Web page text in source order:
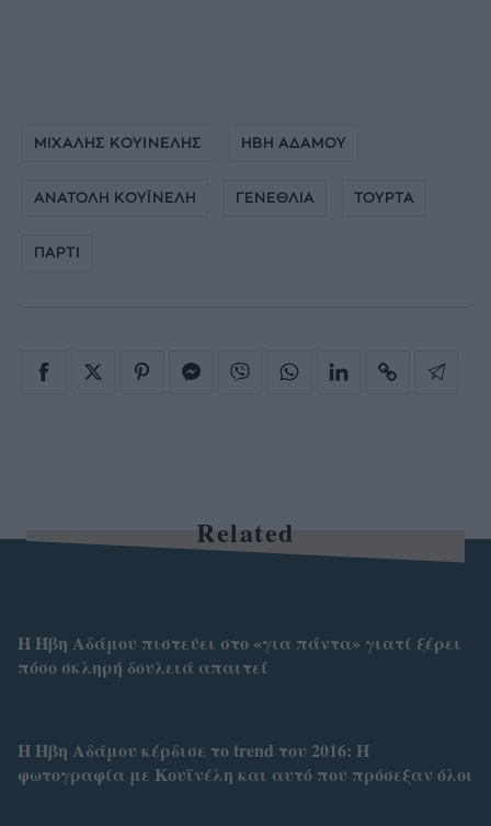
ΜΙΧΑΛΗΣ ΚΟΥΙΝΕΛΗΣ ΗΒΗ ΑΔΑΜΟΥ
ΑΝΑΤΟΛΗ ΚΟΥΪΝΕΛΗ ΓΕΝΕΘΛΙΑ ΤΟΥΡΤΑ
ΠΑΡΤΙ
Related
Η Ήβη Αδάμου πιστεύει στο «για πάντα» γιατί ξέρει
πόσο σκληρή δουλειά απαιτεί
Η Ήβη Αδάμου κέρδισε το trend του 2016: Η
φωτογραφία με Κουϊνέλη και αυτό που πρόσεξαν όλοι